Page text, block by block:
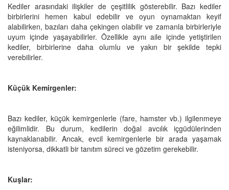
Kediler arasındaki ilişkiler de çeşitlilik gösterebilir. Bazı kediler
birbirlerini hemen kabul edebilir ve oyun oynamaktan keyif
alabilirken, bazıları daha çekingen olabilir ve zamanla birbirleriyle
uyum içinde yaşayabilirler. Özellikle aynı aile içinde yetiştirilen
kediler, birbirlerine daha olumlu ve yakın bir şekilde tepki
verebilirler.
Küçük Kemirgenler:
Bazı kediler, küçük kemirgenlerle (fare, hamster vb.) ilgilenmeye
eğilimlidir. Bu durum, kedilerin doğal avcılık içgüdülerinden
kaynaklanabilir. Ancak, evcil kemirgenlerle bir arada yaşamak
isteniyorsa, dikkatli bir tanıtım süreci ve gözetim gerekebilir.
Kuşlar: